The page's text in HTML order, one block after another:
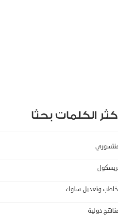
الكلمات بحثا
وتعديل سلوك
دولية